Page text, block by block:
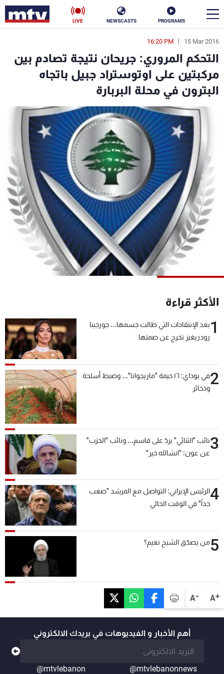
PROGRAMS
NEWSCASTS
LIVE
A+
A-
15 Mar 2016
16:20 PM
التحكم المروري: جريحان نتيجة تصادم بين
مركبتين على اوتوستراد جبيل باتجاه
البترون في محلة البربارة
الأكثر قراءة
1بعد الإنتقادات التي طالت جسمها... جورجينا
رودريغيز تخرج عن صمتها
2
في بوداي: ١٦ خيمة "ماريجوانا"... وضبط أسلحة
وذخائر
3نائب "الثنائي" يردّ على قاسم... ونائب "الحزب"
عن عون: "انشالله خير"
4الرئيس الإيراني: التواصل مع المرشد "صعب
جداً" في الوقت الحالي
5من يصدّق الشيخ نعيم؟
أهم الأخبار و الفيديوهات في بريدك الالكتروني
@mtvlebanonnews
@mtvlebanon
en
الأخبار
سياسة ناس
إقتصاد فن
منوعات رياضة
كأس العالم
البرامج
جدول البرامج
شاهد البرامج
الترددات
لاعلاناتكم